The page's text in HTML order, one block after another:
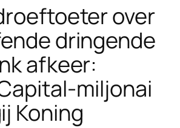
over
dringende
afkeer:
miljonai
Koning